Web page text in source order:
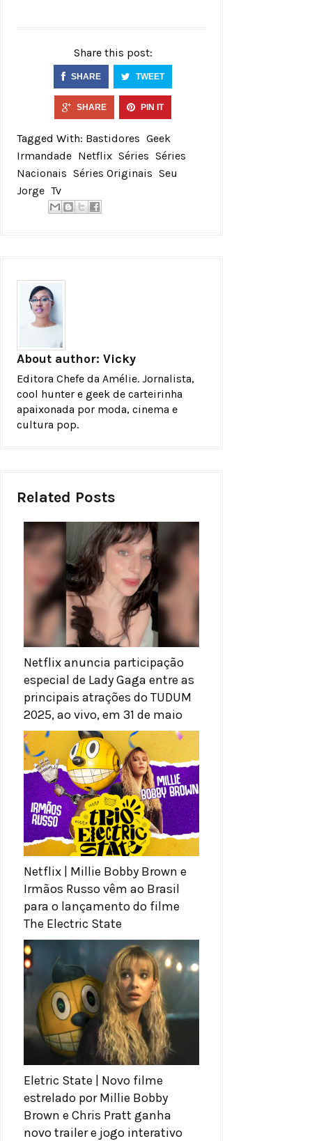
Share this post:
SHARE TWEET
SHARE PIN IT
Tagged With: Bastidores Geek
Irmandade Netflix Séries Séries
Nacionais Séries Originais Seu
Jorge Tv
About author: Vicky
Editora Chefe da Amélie. Jornalista,
cool hunter e geek de carteirinha
apaixonada por moda, cinema e
cultura pop.
Related Posts
Netflix anuncia participação
especial de Lady Gaga entre as
principais atrações do TUDUM
2025, ao vivo, em 31 de maio
Netflix | Millie Bobby Brown e
Irmãos Russo vêm ao Brasil
para o lançamento do filme
The Electric State
Eletric State | Novo filme
estrelado por Millie Bobby
Brown e Chris Pratt ganha
novo trailer e jogo interativo